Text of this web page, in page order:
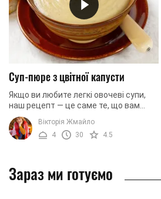
Суп-пюре з цвітної капусти
Якщо ви любите легкі овочеві супи,
наш рецепт — це саме те, що вам
потрібно. Сьогодні ми будемо
готувати суп-пюре з цвітної капусти.
Однак, коли ви ...
Вікторія Жмайло
4
30 4.5
Зараз ми готуємо